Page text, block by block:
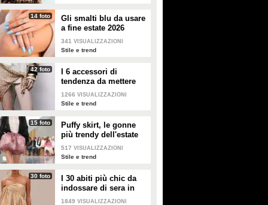
14 foto
Gli smalti blu da usare
a fine estate 2026
341 VISUALIZZAZIONI
Stile e trend
42 foto
I 6 accessori di
tendenza da mettere
nella valigia dell'estate
2026
1266 VISUALIZZAZIONI
Stile e trend
15 foto
Puffy skirt, le gonne
più trendy dell'estate
2026 sono quelle a
palloncino
517 VISUALIZZAZIONI
Stile e trend
30 foto
I 30 abiti più chic da
indossare di sera in
estate
1849 VISUALIZZAZIONI